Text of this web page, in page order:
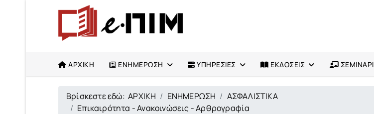
ΑΡΧΙΚΗ ΕΝΗΜΕΡΩΣΗ ΥΠΗΡΕΣΙΕΣ ΕΚΔΟΣΕΙΣ
Βρίσκεστε εδώ:ΑΡΧΙΚΗ ΕΝΗΜΕΡΩΣΗ
ΑΣΦΑΛΙΣΤΙΚΑ
Επικαιρότητα - Ανακοινώσεις - Αρθρογραφία